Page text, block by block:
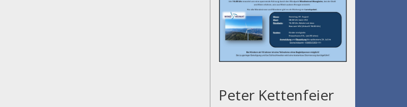
Peter Kettenfeier